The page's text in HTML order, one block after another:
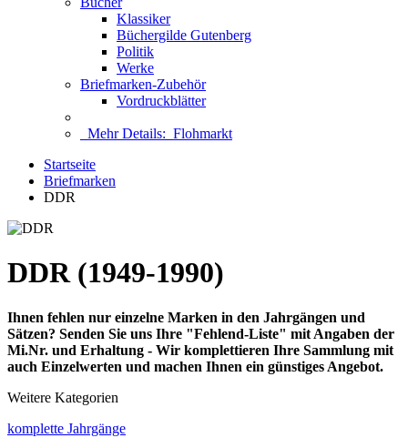
Klassiker
Büchergilde Gutenberg
Politik
Werke
Briefmarken-Zubehör
Vordruckblätter
Mehr Details: Flohmarkt
Startseite
Briefmarken
DDR
DDR (1949-1990)
Ihnen fehlen nur einzelne Marken in den Jahrgängen und
Sätzen? Senden Sie uns Ihre "Fehlend-Liste" mit Angaben der
Mi.Nr. und Erhaltung - Wir komplettieren Ihre Sammlung mit
auch Einzelwerten und machen Ihnen ein günstiges Angebot.
Weitere Kategorien
komplette Jahrgänge